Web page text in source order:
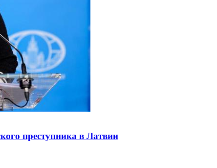
преступника в Латвии